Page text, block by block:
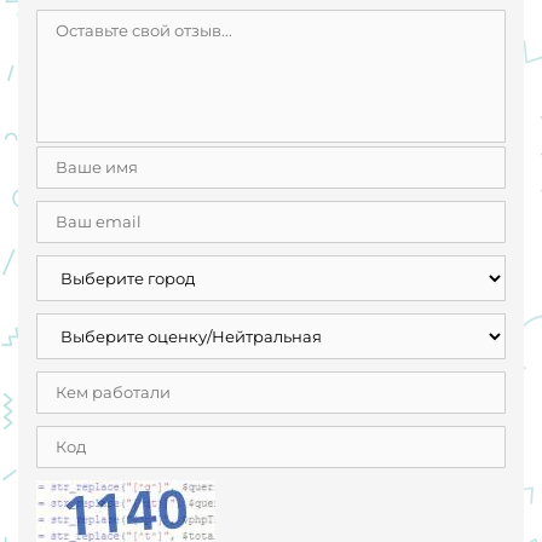
премии. Само собой, ничего "сверху" мне не заплатили.
Более того, договор был действителен до 24 декабря, но
Руководитель абсолютно бестактна и могла позволить
себе кричать, абсолютно всегда перебивала.
Обесценивание происходило каждую очную встречу в
офисе, а также в рабочих чатах и в личных сообщениях.
На очном собеседовании мне сказали, что это компания
с бирюзовой системой управления, что, как оказалось,
является ложью. На первой неделе работы появлисись
угрозы штрафами за то, что ты можешь что то забыть:
Думайте"
Вся коммуникация происходила в рабочих чатах
Вайбера, в которых отправляли и обсуждали всё
подряд, всё терялось и невозможно было что либо
найти. Из за этого мы с коллегами взаимодействовали
друг с другом в телеграмме. После чего получили